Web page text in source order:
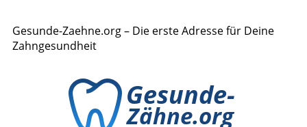
Gesunde-Zaehne.org – Die erste Adresse für Deine
Zahngesundheit